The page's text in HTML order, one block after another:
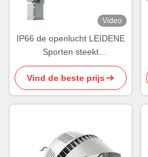
Video
IP66 de openlucht LEIDENE
Sporten steekt
Asymmetrische Lens150w
LEIDENE Lichten aan
Vind de beste prijs